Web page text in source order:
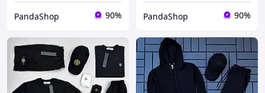
PandaShop 90% PandaShop 90%